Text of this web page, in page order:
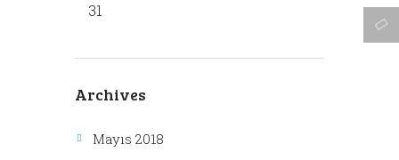
31
Archives
Mayıs 2018